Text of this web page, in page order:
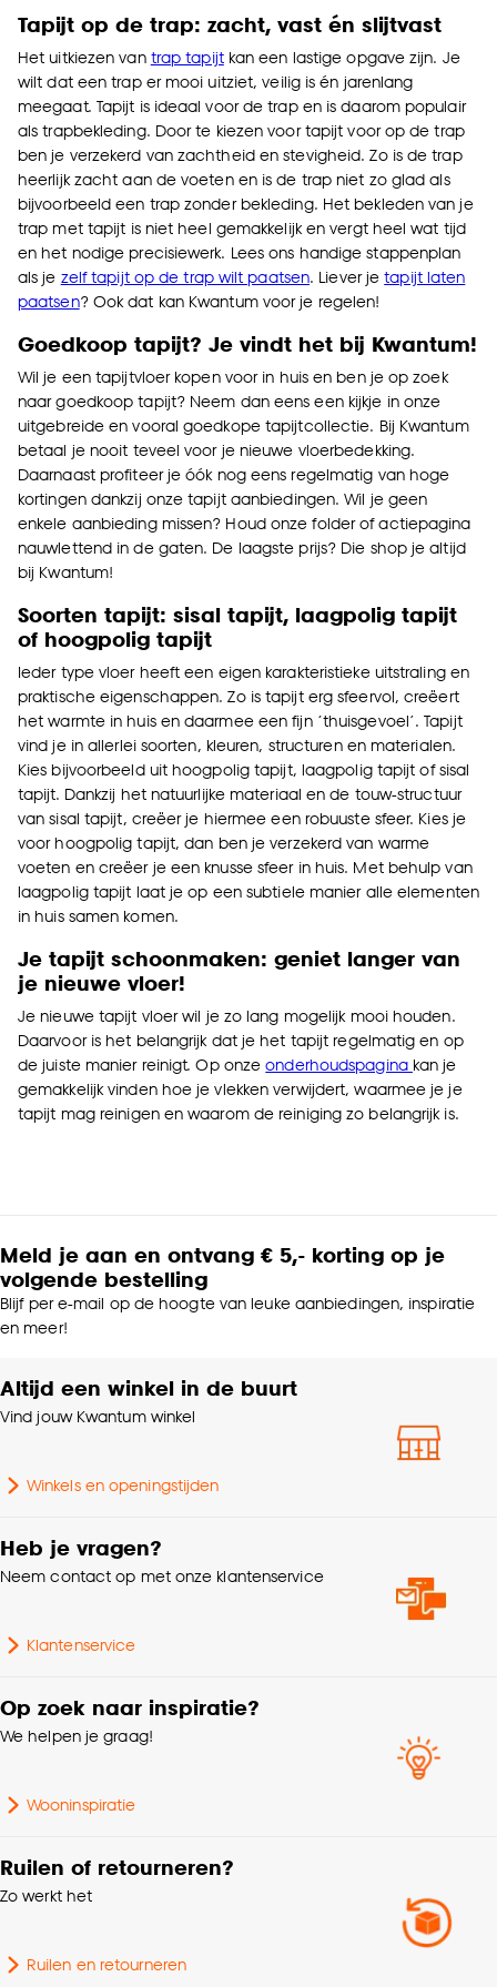
Tapijt op de trap: zacht, vast én slijtvast
Het uitkiezen van trap tapijtkan een lastige opgave zijn. Je
wilt dat een trap er mooi uitziet, veilig is én jarenlang
meegaat. Tapijt is ideaal voor de trap en is daarom populair
als trapbekleding. Door te kiezen voor tapijt voor op de trap
ben je verzekerd van zachtheid en stevigheid. Zo is de trap
heerlijk zacht aan de voeten en is de trap niet zo glad als
bijvoorbeeld een trap zonder bekleding. Het bekleden van je
trap met tapijt is niet heel gemakkelijk en vergt heel wat tijd
en het nodige precisiewerk. Lees ons handige stappenplan
als je zelf tapijt op de trap wilt paatsen. Liever jetapijt laten
paatsen? Ook dat kan Kwantum voor je regelen!
Goedkoop tapijt? Je vindt het bij Kwantum!
Wil je een tapijtvloer kopen voor in huis en ben je op zoek
naar goedkoop tapijt? Neem dan eens een kijkje in onze
uitgebreide en vooral goedkope tapijtcollectie. Bij Kwantum
betaal je nooit teveel voor je nieuwe vloerbedekking.
Daarnaast profiteer je óók nog eens regelmatig van hoge
kortingen dankzij onze tapijt aanbiedingen. Wil je geen
enkele aanbieding missen? Houd onze folder of actiepagina
nauwlettend in de gaten. De laagste prijs? Die shop je altijd
bij Kwantum!
Soorten tapijt: sisal tapijt, laagpolig tapijt
of hoogpolig tapijt
Ieder type vloer heeft een eigen karakteristieke uitstraling en
praktische eigenschappen. Zo is tapijt erg sfeervol, creëert
het warmte in huis en daarmee een fijn ‘thuisgevoel’. Tapijt
vind je in allerlei soorten, kleuren, structuren en materialen.
Kies bijvoorbeeld uit hoogpolig tapijt, laagpolig tapijt of sisal
tapijt. Dankzij het natuurlijke materiaal en de touw-structuur
van sisal tapijt, creëer je hiermee een robuuste sfeer. Kies je
voor hoogpolig tapijt, dan ben je verzekerd van warme
voeten en creëer je een knusse sfeer in huis. Met behulp van
laagpolig tapijt laat je op een subtiele manier alle elementen
in huis samen komen.
Je tapijt schoonmaken: geniet langer van
je nieuwe vloer!
Je nieuwe tapijt vloer wil je zo lang mogelijk mooi houden.
Daarvoor is het belangrijk dat je het tapijt regelmatig en op
de juiste manier reinigt. Op onzeonderhoudspagina kan je
gemakkelijk vinden hoe je vlekken verwijdert, waarmee je je
tapijt mag reinigen en waarom de reiniging zo belangrijk is.
Meld je aan en ontvang € 5,- korting op je
volgende bestelling
Blijf per e-mail op de hoogte van leuke aanbiedingen, inspiratie
en meer!
Altijd een winkel in de buurt
Vind jouw Kwantum winkel
Winkels en openingstijden
Heb je vragen?
Neem contact op met onze klantenservice
Klantenservice
Op zoek naar inspiratie?
We helpen je graag!
Wooninspiratie
Ruilen of retourneren?
Zo werkt het
Ruilen en retourneren